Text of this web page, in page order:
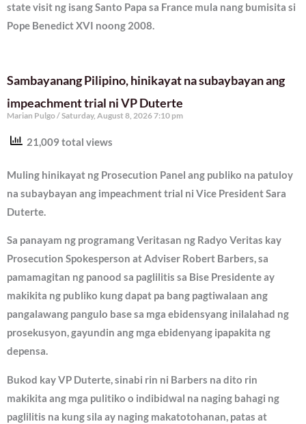
state visit ng isang Santo Papa sa France mula nang bumisita si
Pope Benedict XVI noong 2008.
Sambayanang Pilipino, hinikayat na subaybayan ang
impeachment trial ni VP Duterte
Marian Pulgo Saturday, August 8, 2026 7:10 pm
21,009 total views
Muling hinikayat ng Prosecution Panel ang publiko na patuloy
na subaybayan ang impeachment trial ni Vice President Sara
Duterte.
Sa panayam ng programang Veritasan ng Radyo Veritas kay
Prosecution Spokesperson at Adviser Robert Barbers, sa
pamamagitan ng panood sa paglilitis sa Bise Presidente ay
makikita ng publiko kung dapat pa bang pagtiwalaan ang
pangalawang pangulo base sa mga ebidensyang inilalahad ng
prosekusyon, gayundin ang mga ebidenyang ipapakita ng
depensa.
Bukod kay VP Duterte, sinabi rin ni Barbers na dito rin
makikita ang mga pulitiko o indibidwal na naging bahagi ng
paglilitis na kung sila ay naging makatotohanan, patas at